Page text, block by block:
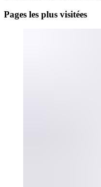
Pages les plus visitées